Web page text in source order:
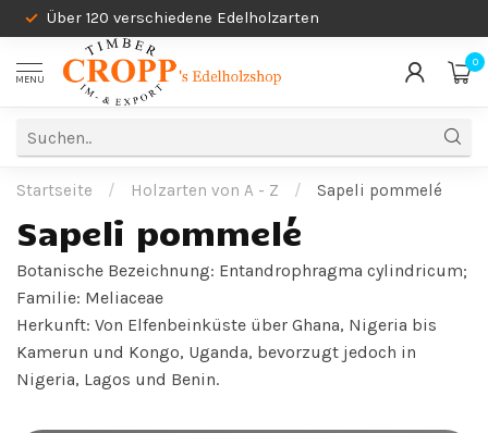
Über 120 verschiedene Edelholzarten
MENU
0
Startseite / Holzarten von A - Z / Sapeli pommelé
Sapeli pommelé
Botanische Bezeichnung: Entandrophragma cylindricum;
Familie: Meliaceae
Herkunft: Von Elfenbeinküste über Ghana, Nigeria bis
Kamerun und Kongo, Uganda, bevorzugt jedoch in
Nigeria, Lagos und Benin.